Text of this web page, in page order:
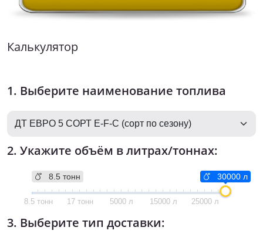
Калькулятор
1. Выберите наименование топлива
2. Укажите объём в литрах/тоннах:
8.5 тонн 30000 л
8.5 тонн 17 тонн 5000 л 15000 л 25000 л
3. Выберите тип доставки: